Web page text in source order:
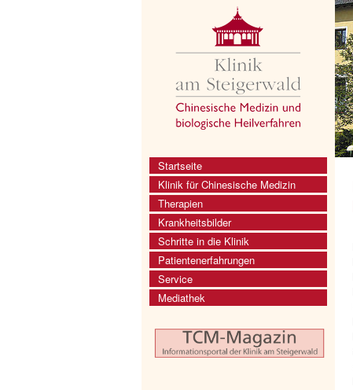
Startseite
Klinik für Chinesische Medizin
Therapien
Krankheitsbilder
Schritte in die Klinik
Patientenerfahrungen
Service
Mediathek